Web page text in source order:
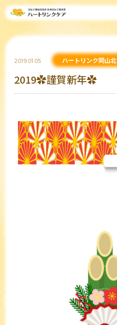
2019.01.05 ハートリンク岡山北
2019✿謹賀新年✿